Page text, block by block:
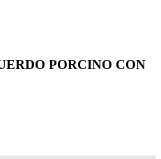
PORCINO CON